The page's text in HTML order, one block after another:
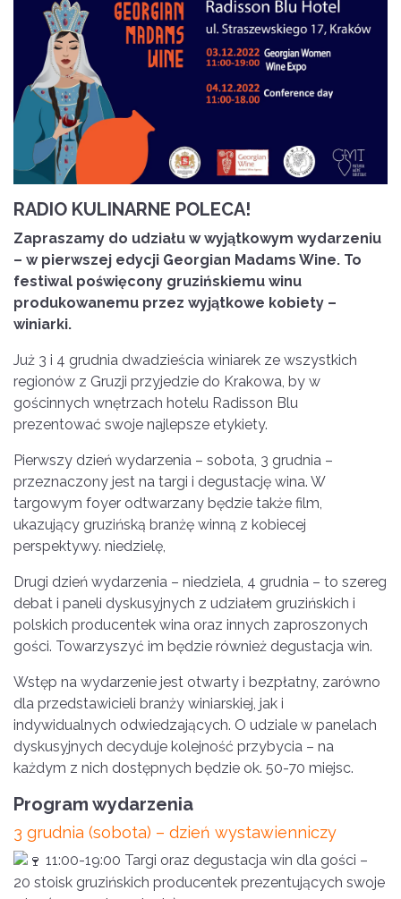
RADIO KULINARNE POLECA!
Zapraszamy do udziału w wyjątkowym wydarzeniu
– w pierwszej edycji Georgian Madams Wine. To
festiwal poświęcony gruzińskiemu winu
produkowanemu przez wyjątkowe kobiety –
winiarki.
Już 3 i 4 grudnia dwadzieścia winiarek ze wszystkich
regionów z Gruzji przyjedzie do Krakowa, by w
gościnnych wnętrzach hotelu Radisson Blu
prezentować swoje najlepsze etykiety.
Pierwszy dzień wydarzenia – sobota, 3 grudnia –
przeznaczony jest na targi i degustację wina. W
targowym foyer odtwarzany będzie także film,
ukazujący gruzińską branżę winną z kobiecej
perspektywy. niedzielę,
Drugi dzień wydarzenia – niedziela, 4 grudnia – to szereg
debat i paneli dyskusyjnych z udziałem gruzińskich i
polskich producentek wina oraz innych zaproszonych
gości. Towarzyszyć im będzie również degustacja win.
Wstęp na wydarzenie jest otwarty i bezpłatny, zarówno
dla przedstawicieli branży winiarskiej, jak i
indywidualnych odwiedzających. O udziale w panelach
dyskusyjnych decyduje kolejność przybycia – na
każdym z nich dostępnych będzie ok. 50-70 miejsc.
Program wydarzenia
3 grudnia (sobota) – dzień wystawienniczy
11:00-19:00 Targi oraz degustacja win dla gości –
20 stoisk gruzińskich producentek prezentujących swoje